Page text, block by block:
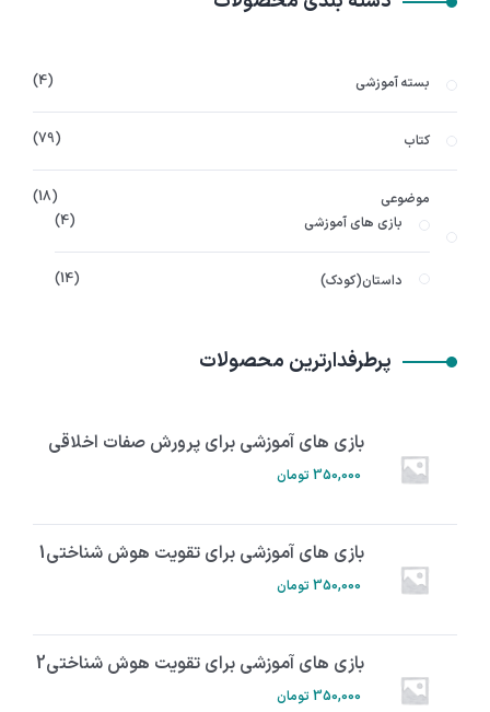
بسته آموزشی 4
کتاب 79
موضوعی
18
بازی های آموزشی
4
داستان(کودک) 14
پرطرفدارترین محصولات
بازی های آموزشی برای پرورش صفات اخلاقی
350,000 تومان
بازی های آموزشی برای تقویت هوش شناختی1
350,000 تومان
بازی های آموزشی برای تقویت هوش شناختی2
350,000 تومان